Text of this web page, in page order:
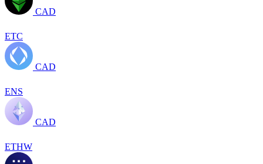
CAD
ETC
CAD
ENS
CAD
ETHW